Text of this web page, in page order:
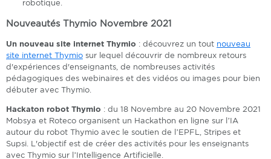
robotique.
Nouveautés Thymio Novembre 2021
Un nouveau site internet Thymio : découvrez un tout nouveau
site internet Thymio sur lequel découvrir de nombreux retours
d'expériences d'enseignants, de nombreuses activités
pédagogiques des webinaires et des vidéos ou images pour bien
débuter avec Thymio.
Hackaton robot Thymio : du 18 Novembre au 20 Novembre 2021
Mobsya et Roteco organisent un Hackathon en ligne sur l’IA
autour du robot Thymio avec le soutien de l’EPFL, Stripes et
Supsi. L'objectif est de créer des activités pour les enseignants
avec Thymio sur l’Intelligence Artificielle.